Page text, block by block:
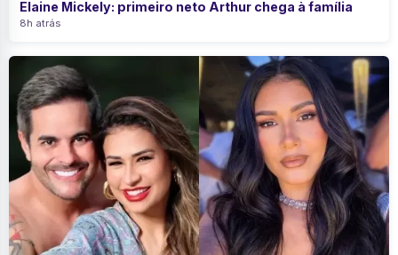
Elaine Mickely: primeiro neto Arthur chega à família
8h atrás